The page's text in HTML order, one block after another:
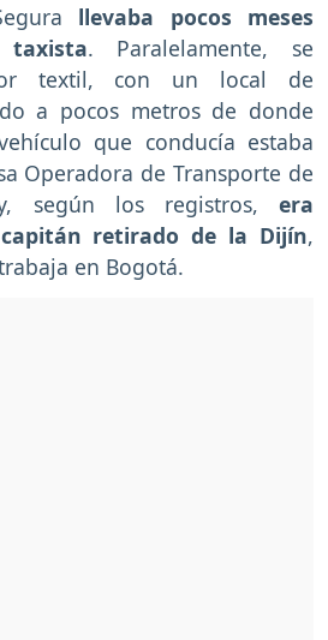
llevaba pocos meses
. Paralelamente, se
textil, con un local de
a pocos metros de donde
que conducía estaba
Operadora de Transporte de
según los registros, era
retirado de la Dijín,
en Bogotá.